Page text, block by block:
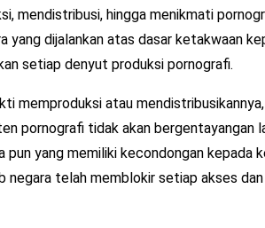
mendistribusi, hingga menikmati
yang dijalankan atas dasar ketakwaan
setiap denyut produksi pornografi.
memproduksi atau
pornografi tidak akan bergentayangan
pun yang memiliki kecondongan kepada
negara telah memblokir setiap akses